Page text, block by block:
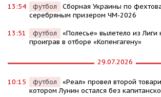
13:54 футбол
Сборная Украины по
серебряным призером ЧМ-2026
13:51 футбол
«Полесье» вылетело из
проиграв в отборе «Копенгагену»
29.07.2026
10:15 футбол
«Реал» провел второй
котором Лунин остался без